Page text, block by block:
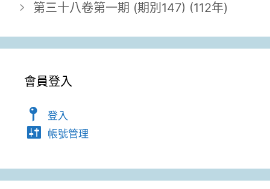
第三十八卷第一期 (期別147) (112年)
會員登入
登入
帳號管理